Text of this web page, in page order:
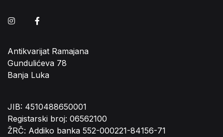
Instagram
Antikvarijat Ramajana
Gundulićeva 78
Banja Luka
JIB: 4510488650001
Registarski broj: 06562100
ŽRČ: Addiko banka 552-000221-84156-71